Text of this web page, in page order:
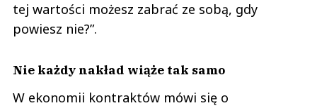
tej wartości możesz zabrać ze sobą, gdy
powiesz nie?”.
Nie każdy nakład wiąże tak samo
W ekonomii kontraktów mówi się o